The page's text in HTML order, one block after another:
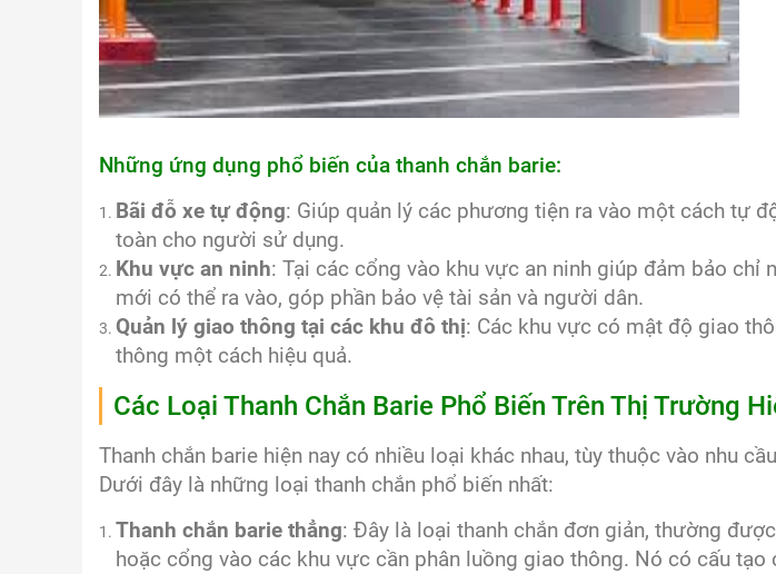
Những ứng dụng phổ biến của thanh chắn barie:
Bãi đỗ xe tự động: Giúp quản lý các phương tiện ra vào một cách tự
toàn cho người sử dụng.
Khu vực an ninh: Tại các cổng vào khu vực an ninh giúp đảm bảo chỉ
mới có thể ra vào, góp phần bảo vệ tài sản và người dân.
Quản lý giao thông tại các khu đô thị: Các khu vực có mật độ giao
thông một cách hiệu quả.
Các Loại Thanh Chắn Barie Phổ Biến Trên Thị Trường
Thanh chắn barie hiện nay có nhiều loại khác nhau, tùy thuộc vào nhu
Dưới đây là những loại thanh chắn phổ biến nhất:
Thanh chắn barie thẳng: Đây là loại thanh chắn đơn giản, thường
hoặc cổng vào các khu vực cần phân luồng giao thông. Nó có cấu tạo